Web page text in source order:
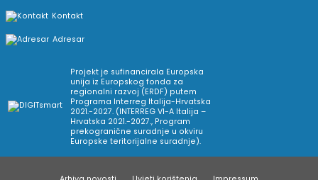
Kontakt
Adresar
Projekt je sufinancirala Europska
unija iz Europskog fonda za
regionalni razvoj (ERDF) putem
Programa Interreg Italija-Hrvatska
2021.-2027. (INTERREG VI-A Italija –
Hrvatska 2021.-2027., Program
prekogranične suradnje u okviru
Europske teritorijalne suradnje).